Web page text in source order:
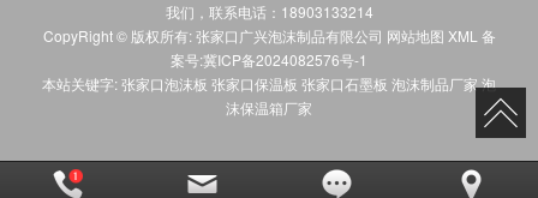
我们，联系电话： 18903133214
CopyRight © 版权所有: 张家口广兴泡沫制品有限公司 网站地图 XML 备
案号:冀ICP备2024082576号-1
本站关键字: 张家口泡沫板 张家口保温板 张家口石墨板 泡沫制品厂家泡
沫保温箱厂家